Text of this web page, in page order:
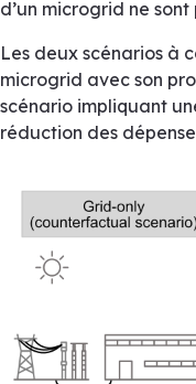
d’un microgrid ne
Les deux scénarios à
microgrid avec son
scénario impliquant
réduction des